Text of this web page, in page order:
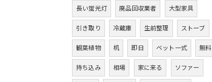
長い蛍光灯
廃品回収業者
大型家具
引き取り
冷蔵庫 生前整理
ストーブ
観葉植物
机 即日 ベット一式
無料
持ち込み
相場 家に来る
ソファー